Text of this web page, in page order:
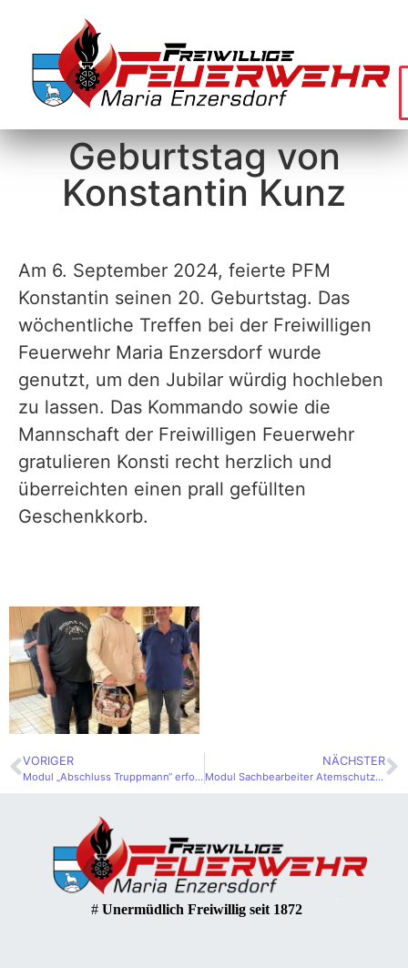
Geburtstag von
Konstantin Kunz
Am 6. September 2024, feierte PFM
Konstantin seinen 20. Geburtstag. Das
wöchentliche Treffen bei der Freiwilligen
Feuerwehr Maria Enzersdorf wurde
genutzt, um den Jubilar würdig hochleben
zu lassen. Das Kommando sowie die
Mannschaft der Freiwilligen Feuerwehr
gratulieren Konsti recht herzlich und
überreichten einen prall gefüllten
Geschenkkorb.
VORIGER
Modul „Abschluss Truppmann“ erfolgreich absolviert
NÄCHSTER
Modul Sachbearbeiter Atemschutz bestanden
# Unermüdlich Freiwillig seit 1872